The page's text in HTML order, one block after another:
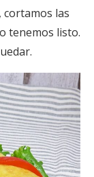
las
tenemos listo.